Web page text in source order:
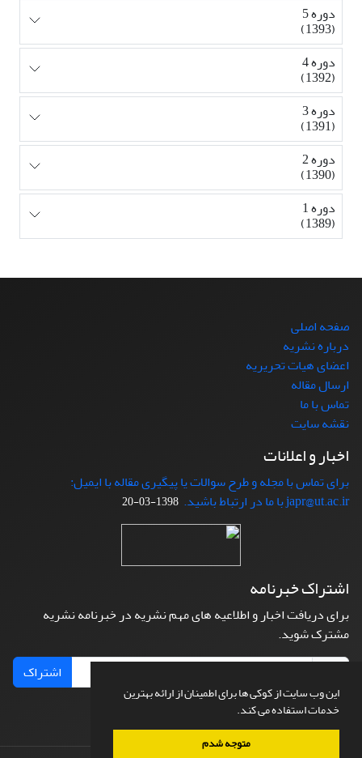
این وب سایت از کوکی ها برای اطمینان از ارائه بهترین
خدمات استفاده می کند.
متوجه شدم
دوره 5
(1393)
دوره 4
(1392)
دوره 3
(1391)
دوره 2
(1390)
دوره 1
(1389)
صفحه اصلی
درباره نشریه
اعضای هیات تحریریه
ارسال مقاله
تماس با ما
نقشه سایت
اخبار و اعلانات
برای تماس با مجله و طرح سوالات یا پیگیری مقاله با ایمیل:
japr@ut.ac.ir با ما در ارتباط باشید.
1398-03-20
اشتراک خبرنامه
برای دریافت اخبار و اطلاعیه های مهم نشریه در خبرنامه نشریه
مشترک شوید.
اشتراک